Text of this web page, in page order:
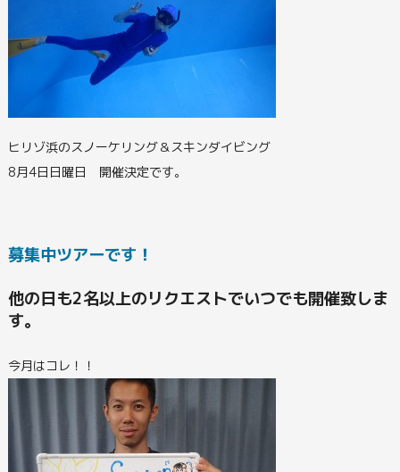
ヒリゾ浜のスノーケリング＆スキンダイビング
8月4日日曜日 開催決定です。
募集中ツアーです！
他の日も2名以上のリクエストでいつでも開催致しま
す。
今月はコレ！！